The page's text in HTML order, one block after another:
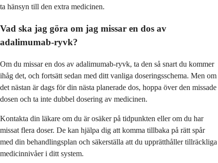
ta hänsyn till den extra medicinen.
Vad ska jag göra om jag missar en dos av
adalimumab-ryvk?
Om du missar en dos av adalimumab-ryvk, ta den så snart du kommer
ihåg det, och fortsätt sedan med ditt vanliga doseringsschema. Men om
det nästan är dags för din nästa planerade dos, hoppa över den missade
dosen och ta inte dubbel dosering av medicinen.
Kontakta din läkare om du är osäker på tidpunkten eller om du har
missat flera doser. De kan hjälpa dig att komma tillbaka på rätt spår
med din behandlingsplan och säkerställa att du upprätthåller tillräckliga
medicinnivåer i ditt system.